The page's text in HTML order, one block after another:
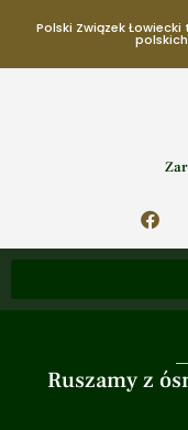
Polski Związek
polskich
Ruszamy z